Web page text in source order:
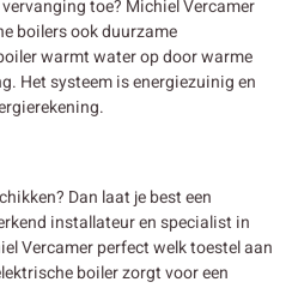
toe? Michiel Vercamer
boilers ook duurzame
warmt water op door warme
Het systeem is energiezuinig en
Dan laat je best een
installateur en specialist in
Vercamer perfect welk toestel aan
boiler zorgt voor een